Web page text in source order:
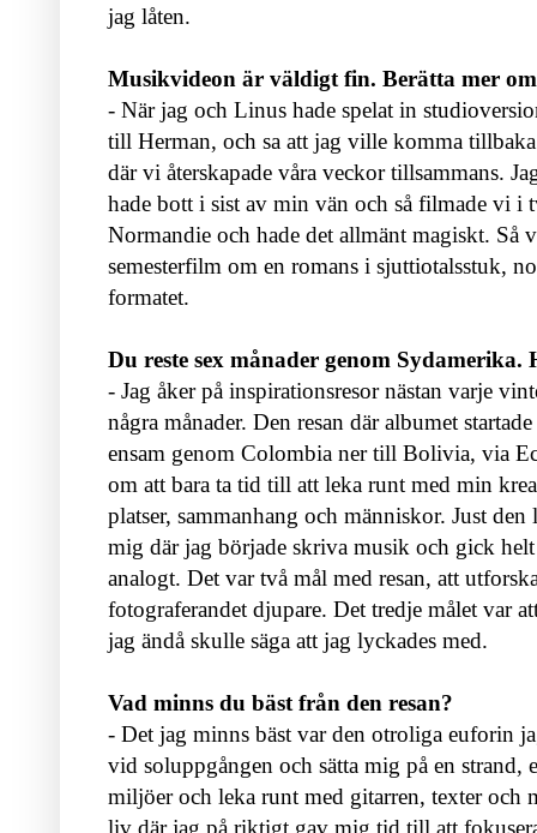
jag låten.
Musikvideon är väldigt fin. Berätta mer
- När jag och Linus hade spelat in
till Herman, och sa att jag ville komma
där vi återskapade våra veckor tillsammans.
hade bott i sist av min vän och så filmade vi i
Normandie och hade det allmänt magiskt. Så
semesterfilm om en romans i sjuttiotalsstuk,
formatet.
Du reste sex månader genom
- Jag åker på inspirationsresor nästan varje
några månader. Den resan där albumet
ensam genom Colombia ner till Bolivia, via
om att bara ta tid till att leka runt med min
platser, sammanhang och människor. Just
mig där jag började skriva musik och gick
analogt. Det var två mål med resan, att
fotograferandet djupare. Det tredje målet var
jag ändå skulle säga att jag lyckades med.
Vad minns du bäst från den resan?
- Det jag minns bäst var den otroliga euforin
vid soluppgången och sätta mig på en strand,
miljöer och leka runt med gitarren, texter och
liv där jag på riktigt gav mig tid till att